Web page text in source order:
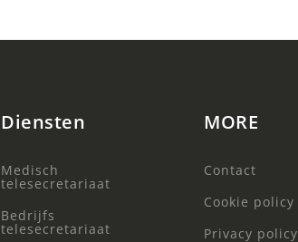
Diensten
Medisch
telesecretariaat
Bedrijfs
telesecretariaat
MORE
Contact
Cookie policy
Privacy policy